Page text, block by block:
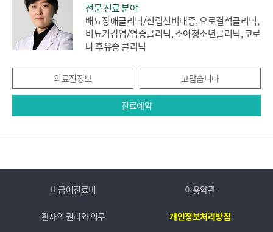
전문 진료 분야
배뇨장애클리닉/전립선비대증, 요로결석클리닉,
비뇨기감염/염증클리닉, 소아청소년클리닉, 코로
나 후유증 클리닉
의료진정보 고맙습니다
진료예약
비급여진료비 이용약관
환자의 권리와 의무 개인정보처리방침